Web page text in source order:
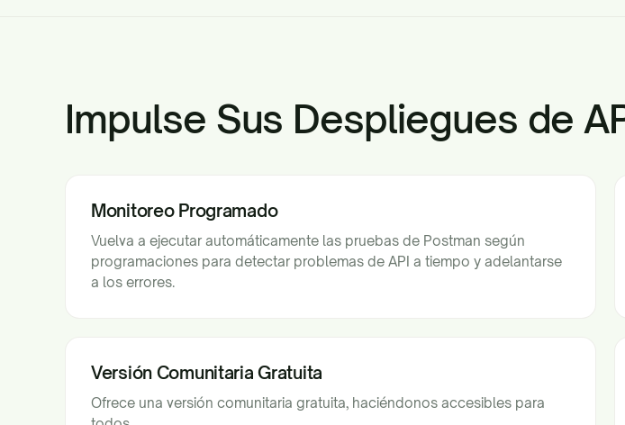
Impulse Sus Despliegues de
Monitoreo Programado
Vuelva a ejecutar automáticamente las pruebas de Postman según
programaciones para detectar problemas de API a tiempo y adelantarse
a los errores.
Versión Comunitaria Gratuita
Ofrece una versión comunitaria gratuita, haciéndonos accesibles para